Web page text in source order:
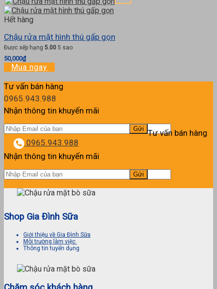
Hết hàng
Chậu rửa mặt hình thú gấp gọn
Được xếp hạng 5.00 5 sao
50,000₫
Mua ngay
Tư vấn bán hàng
0965.943.988
Nhận thông tin khuyến mãi
Tư vấn bán hàng
0965.943.988
Nhận thông tin khuyến mãi
Shop Gia Đình Sữa
Giới thiệu về Gia Đình Sữa
Môi trường làm việc
Thông tin tuyển dụng